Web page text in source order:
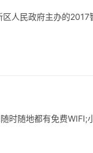
民政府主办的2017
时随地都有免费